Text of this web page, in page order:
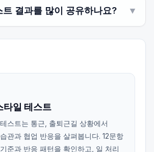
트 결과를 많이 공유하나요? ▼
타일 테스트
스트는 통근, 출퇴근길 상황에서
관과 협업 반응을 살펴봅니다. 12문항
준과 반응 패턴을 확인하고, 일 처리